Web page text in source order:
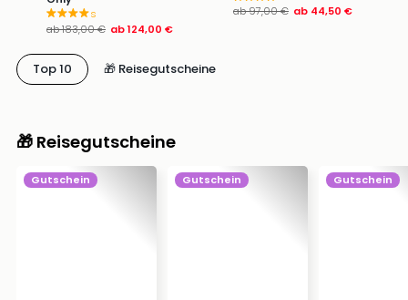
s
ab183,00 € ab124,00 €
ab97,00 € ab 44,50 €
Top 10 🎁 Reisegutscheine
🎁 Reisegutscheine
Gutschein Gutschein Gutschein